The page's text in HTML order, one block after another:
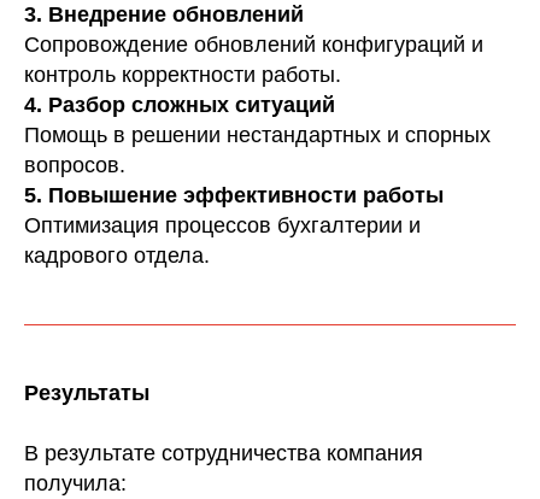
3. Внедрение обновлений
Сопровождение обновлений конфигураций и
контроль корректности работы.
4. Разбор сложных ситуаций
Помощь в решении нестандартных и спорных
вопросов.
5. Повышение эффективности работы
Оптимизация процессов бухгалтерии и
кадрового отдела.
Результаты
В результате сотрудничества компания
получила: